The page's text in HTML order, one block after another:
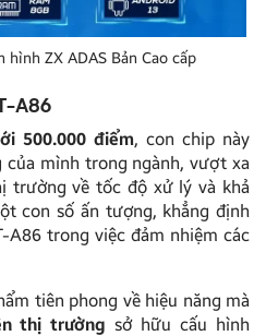
ZX ADAS Bản Cao cấp
A86
500.000 điểm, con chip này
mình trong ngành, vượt xa
trường về tốc độ xử lý và khả
con số ấn tượng, khẳng định
trong việc đảm nhiệm các
tiên phong về hiệu năng mà
thị trường sở hữu cấu hình